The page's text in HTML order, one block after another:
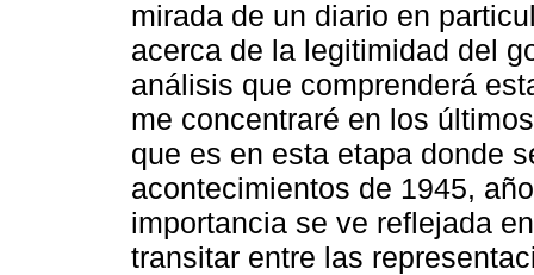
mirada de un diario en
acerca de la legitimidad del
análisis que comprenderá
me concentraré en los
que es en esta etapa donde
acontecimientos de 1945,
importancia se ve reflejada
transitar entre las